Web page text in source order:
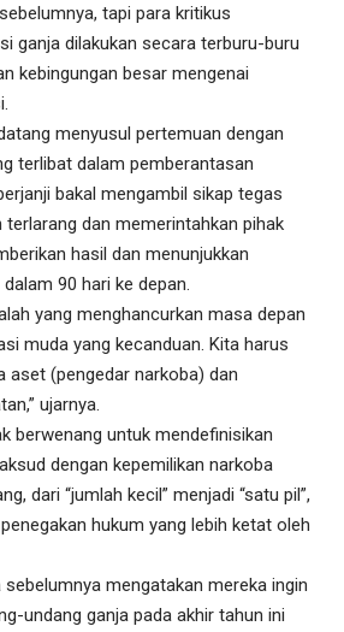
tapi para kritikus
ganja dilakukan secara terburu-buru
kebingungan besar mengenai
menyusul pertemuan dengan
terlibat dalam pemberantasan
bakal mengambil sikap tegas
dan memerintahkan pihak
hasil dan menunjukkan
90 hari ke depan.
yang menghancurkan masa depan
muda yang kecanduan. Kita harus
aset (pengedar narkoba) dan
ujarnya.
berwenang untuk mendefinisikan
dengan kepemilikan narkoba
dari “jumlah kecil” menjadi “satu pil”,
hukum yang lebih ketat oleh
mengatakan mereka ingin
undang ganja pada akhir tahun ini